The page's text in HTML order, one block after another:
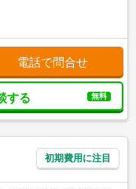
電話で問合せ
する 無料
初期費用に注目